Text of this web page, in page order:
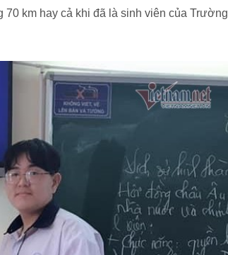
km hay cả khi đã là sinh viên của Trường